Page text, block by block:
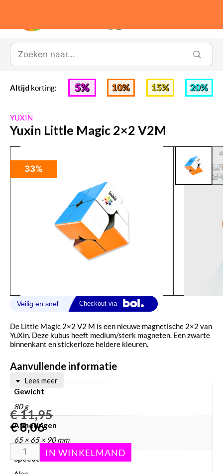
Altijd korting:
De Little Magic 2×2 V2 M is een nieuwe magnetische 2×2 van
YuXin. Deze kubus heeft medium/sterk magneten. Een zwarte
binnenkant en stickerloze heldere kleuren.
Aanvullende informatie
Gewicht
80 g
Afmetingen
65 × 65 × 90 mm
Speedcube bundels
Lees meer
€11,95
€8,06
YUXIN
Yuxin Little Magic 2×2 V2M
33%